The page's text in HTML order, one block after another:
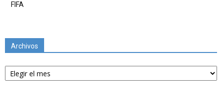
FIFA
Archivos
Archivos